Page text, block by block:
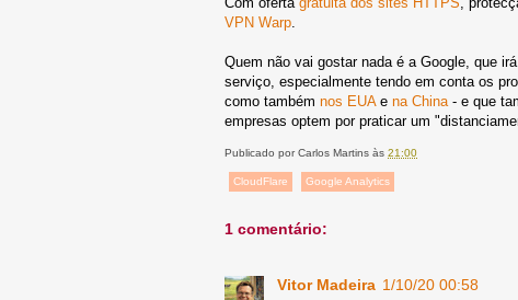
VPN Warp
Quem não vai gostar nada é a Google, que
serviço, especialmente tendo em conta os
como também nos EUAe na China - e que
empresas optem por praticar um
Publicado porCarlos Martins às 21:00
CloudFlare Google Analytics
1 comentário:
Vitor Madeira 1/10/20 00:58